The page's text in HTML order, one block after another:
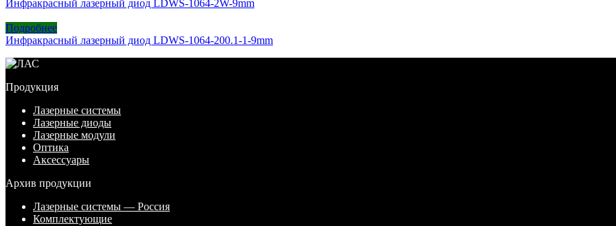
Инфракрасный лазерный диод LDWS-1064-2W-9mm
Подробнее
Инфракрасный лазерный диод LDWS-1064-200.1-1-9mm
Продукция
Лазерные системы
Лазерные диоды
Лазерные модули
Оптика
Аксессуары
Архив продукции
Лазерные системы — Россия
Комплектующие